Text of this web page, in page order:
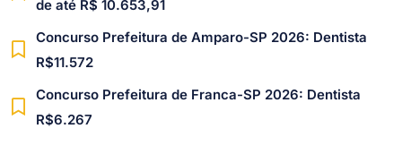
de até R$ 10.653,91
Concurso Prefeitura de Amparo-SP 2026: Dentista
R$11.572
Concurso Prefeitura de Franca-SP 2026: Dentista
R$6.267